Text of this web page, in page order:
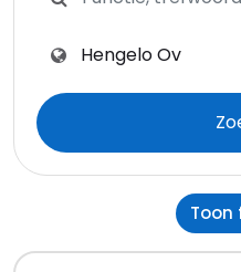
Zoeken op plaats,